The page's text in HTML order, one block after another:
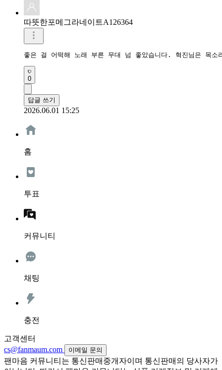
따뜻한포메그라네이트A126364
좋은 걸 어떡해 노래 부른 무대 넘 좋았습니다. 혁진님은 목
0
답글 쓰기
2026.06.01 15:25
홈
투표
커뮤니티
채팅
충전
고객센터
cs@fanmaum.com
이메일 문의
팬마음 커뮤니티는 통신판매중개자이며 통신판매의 당사자가